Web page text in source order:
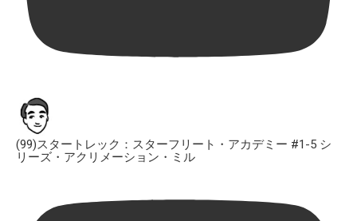
(99)スタートレック：スターフリート・アカデミー #1-5 シ
リーズ・アクリメーション・ミル